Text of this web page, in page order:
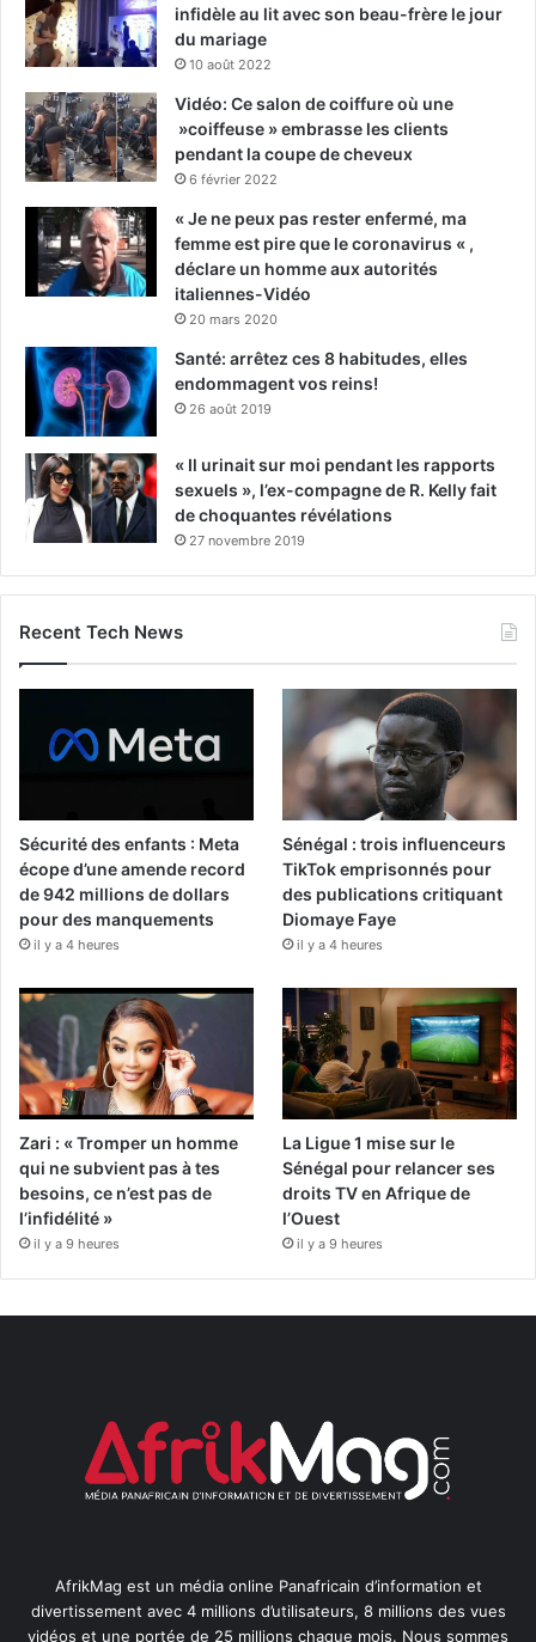
infidèle au lit avec son beau-frère le jour
du mariage
10 août 2022
Vidéo: Ce salon de coiffure où une
»coiffeuse » embrasse les clients
pendant la coupe de cheveux
6 février 2022
« Je ne peux pas rester enfermé, ma
femme est pire que le coronavirus « ,
déclare un homme aux autorités
italiennes-Vidéo
20 mars 2020
Santé: arrêtez ces 8 habitudes, elles
endommagent vos reins!
26 août 2019
« Il urinait sur moi pendant les rapports
sexuels », l’ex-compagne de R. Kelly fait
de choquantes révélations
27 novembre 2019
Recent Tech News
Sécurité des enfants : Meta
écope d’une amende record
de 942 millions de dollars
pour des manquements
il y a 4 heures
Sénégal : trois influenceurs
TikTok emprisonnés pour
des publications critiquant
Diomaye Faye
il y a 4 heures
Zari : « Tromper un homme
qui ne subvient pas à tes
besoins, ce n’est pas de
l’infidélité »
il y a 9 heures
La Ligue 1 mise sur le
Sénégal pour relancer ses
droits TV en Afrique de
l’Ouest
il y a 9 heures
AfrikMag est un média online Panafricain d’information et
divertissement avec 4 millions d’utilisateurs, 8 millions des vues
vidéos et une portée de 25 millions chaque mois. Nous sommes